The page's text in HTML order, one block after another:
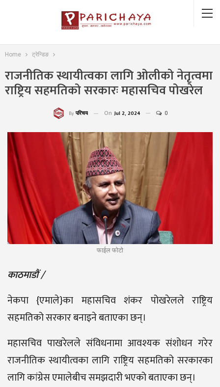
Home ट्रेन्डिङ
राजनीतिक स्थायीत्वका लागि ओलीको नेतृत्वमा
राष्ट्रिय सहमतिको सरकारः महासचिव पोखरेल
By परिचय On Jul 2, 2024 0
फाईल फोटो
काठमाडौं /
नेकपा {एमाले}का महासचिव शंकर पोखरेलले राष्ट्रिय
सहमतिको सरकार बनाइने बताएका छन्।
महासचिव पाखरेलले संविधनामा आवश्यक संशोधन गरेर
राजनीतिक स्थायीत्वका लागि राष्ट्रिय सहमतिको सरकारका
लागि कांग्रेस एमालेबीच समझदारी भएको बताएका छन्।